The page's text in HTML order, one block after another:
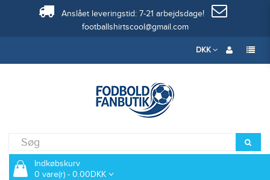
Anslået leveringstid: 7-21 arbejdsdage!
footballshirtscool@gmail.com
DKK
Indkøbskurv
0 vare(r) - 0.00DKK